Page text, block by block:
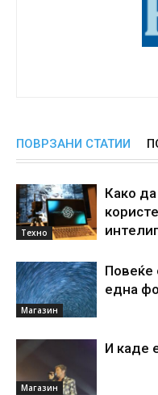
ПОВРЗАНИ СТАТИИ
Техно
Како
Магазин
Повеќе
една
Магазин
И каде